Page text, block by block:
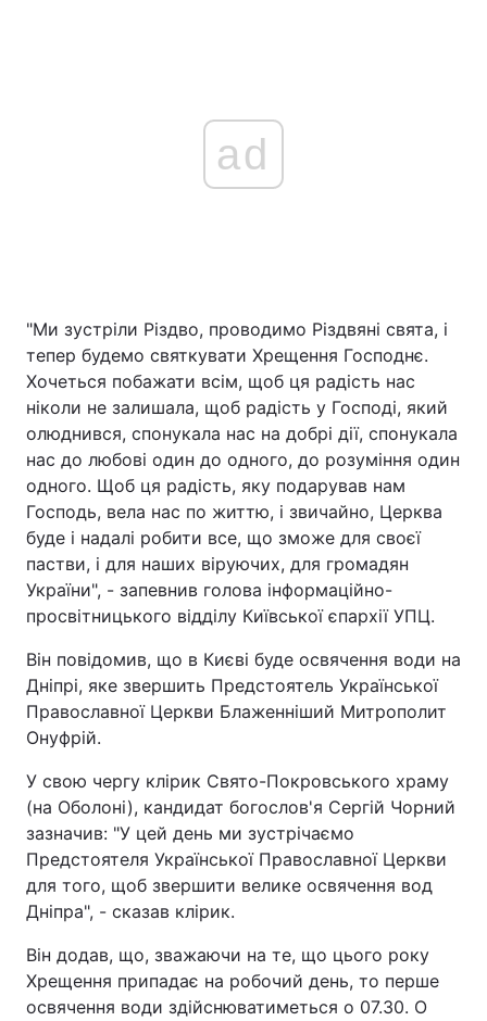
ad
"Ми зустріли Різдво, проводимо Різдвяні свята, і
тепер будемо святкувати Хрещення Господнє.
Хочеться побажати всім, щоб ця радість нас
ніколи не залишала, щоб радість у Господі, який
олюднився, спонукала нас на добрі дії, спонукала
нас до любові один до одного, до розуміння один
одного. Щоб ця радість, яку подарував нам
Господь, вела нас по життю, і звичайно, Церква
буде і надалі робити все, що зможе для своєї
пастви, і для наших віруючих, для громадян
України", - запевнив голова інформаційно-
просвітницького відділу Київської єпархії УПЦ.
Він повідомив, що в Києві буде освячення води на
Дніпрі, яке звершить Предстоятель Української
Православної Церкви Блаженніший Митрополит
Онуфрій.
У свою чергу клірик Свято-Покровського храму
(на Оболоні), кандидат богослов'я Сергій Чорний
зазначив: "У цей день ми зустрічаємо
Предстоятеля Української Православної Церкви
для того, щоб звершити велике освячення вод
Дніпра", - сказав клірик.
Він додав, що, зважаючи на те, що цього року
Хрещення припадає на робочий день, то перше
освячення води здійснюватиметься о 07.30. О